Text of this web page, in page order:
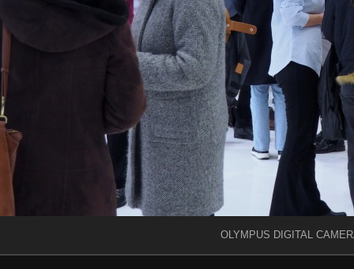
OLYMPUS DIGITAL